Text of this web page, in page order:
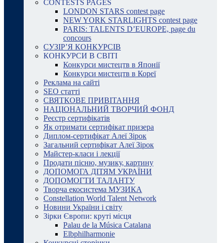
CONTESTS PAGES
LONDON STARS contest page
NEW YORK STARLIGHTS contest page
PARIS: TALENTS D’EUROPE, page du
concours
СУЗІР’Я КОНКУРСІВ
КОНКУРСИ В СВІТІ
Конкурси мистецтв в Японії
Конкурси мистецтв в Кореї
Реклама на сайті
SEO статті
СВЯТКОВЕ ПРИВІТАННЯ
НАЦІОНАЛЬНИЙ ТВОРЧИЙ ФОНД
Реєстр сертифікатів
Як отримати сертифікат призера
Диплом-сертифікат Алеї Зірок
Загальний сертифікат Алеї Зірок
Майстер-класи і лекції
Продати пісню, музику, картину
ДОПОМОГА ДІТЯМ УКРАЇНИ
ДОПОМОГТИ ТАЛАНТУ
Творча екосистема МУЗИКА
Constellation World Talent Network
Новини України і світу
Зірки Європи: круті місця
Palau de la Música Catalana
Elbphilharmonie